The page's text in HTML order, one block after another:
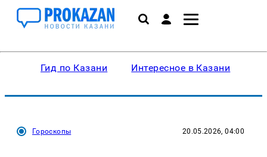
Гид по Казани Интересное в Казани
Гороскопы 20.05.2026, 04:00